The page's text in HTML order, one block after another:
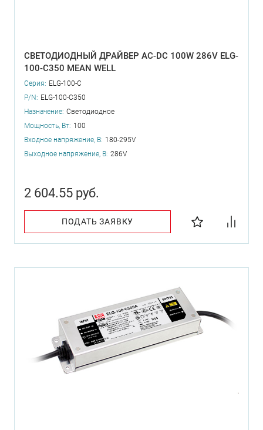
СВЕТОДИОДНЫЙ ДРАЙВЕР AC-DC 100W 286V ELG-
100-C350 MEAN WELL
Серия: ELG-100-C
P/N: ELG-100-C350
Назначение: Светодиодное
Мощность, Вт: 100
Входное напряжение, В: 180-295V
Выходное напряжение, В: 286V
2 604.55 руб.
ПОДАТЬ ЗАЯВКУ